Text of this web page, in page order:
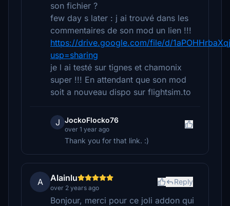
son fichier ?
few day s later : j ai trouvé dans les
commentaires de son mod un lien !!!
https://drive.google.com/file/d/
usp=sharing
je l ai testé sur tignes et chamonix
super !!! En attendant que son mod
soit a nouveau dispo sur flightsim.to
J JockoFlocko76
over 1 year ago
Thank you for that link. :)
A Alainlu
over 2 years ago
Reply
Bonjour, merci pour ce joli addon qui